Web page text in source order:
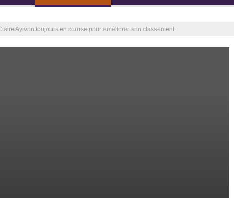
Ayivon toujours en course pour améliorer son classement